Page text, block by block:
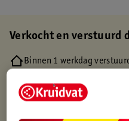
Verkocht en verstuurd
Binnen 1 werkdag
Gratis retourneren via
Gratis punten met je